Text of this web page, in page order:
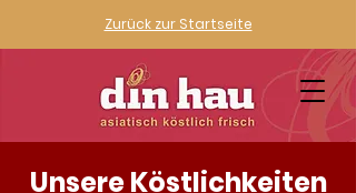
Zurück zur Startseite
Unsere Köstlichkeiten